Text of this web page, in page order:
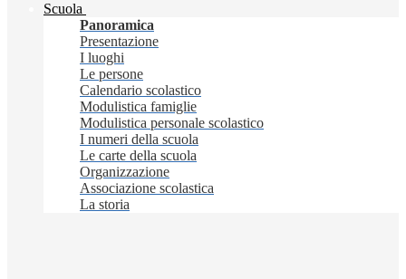
Scuola
Panoramica
Presentazione
I luoghi
Le persone
Calendario scolastico
Modulistica famiglie
Modulistica personale scolastico
I numeri della scuola
Le carte della scuola
Organizzazione
Associazione scolastica
La storia